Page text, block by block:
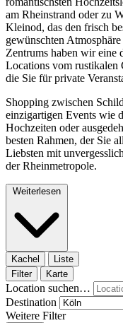
am Rheinstrand oder zu
Kleinod, das den frisch
gewünschten
Zentrums haben wir eine
Locations vom rustikalen
die Sie für private
Shopping zwischen
einzigartigen Events wie
Hochzeiten oder
besten Rahmen, der Sie
Liebsten mit
der Rheinmetropole.
Weiterlesen
Kachel
Liste
Filter
Karte
Location suchen…
Destination
Weitere Filter